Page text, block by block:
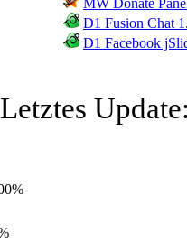
D1 Fusion Chat
D1 Facebook
Letztes